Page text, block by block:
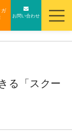
ガ
お問い合わせ
る「スクー